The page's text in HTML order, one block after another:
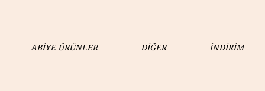
ABİYE ÜRÜNLER DİĞER İNDİRİM